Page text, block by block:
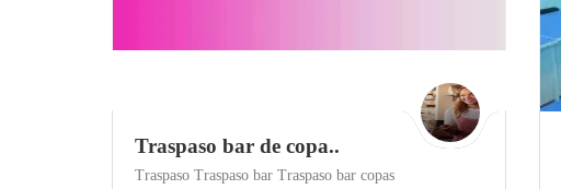
Traspaso bar de copa..
Traspaso Traspaso bar Traspaso bar copas